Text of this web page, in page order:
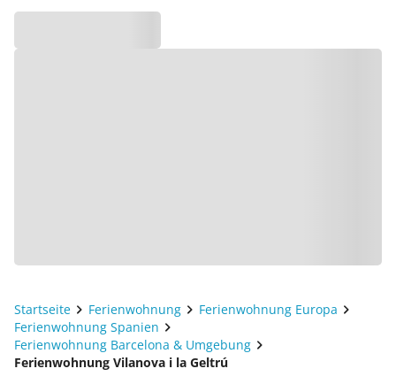
Startseite Ferienwohnung
Ferienwohnung Europa
Ferienwohnung Spanien
Ferienwohnung Barcelona & Umgebung
Ferienwohnung Vilanova i la Geltrú